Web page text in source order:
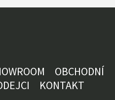
OBCHODNÍ
KONTAKT